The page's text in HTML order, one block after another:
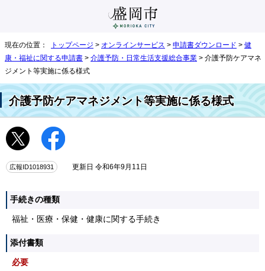
現在の位置： トップページ > オンラインサービス > 申請書ダウンロード > 健
康・福祉に関する申請書 > 介護予防・日常生活支援総合事業 > 介護予防ケアマネ
ジメント等実施に係る様式
介護予防ケアマネジメント等実施に係る様式
広報ID1018931 更新日 令和6年9月11日
手続きの種類
福祉・医療・保健・健康に関する手続き
添付書類
必要